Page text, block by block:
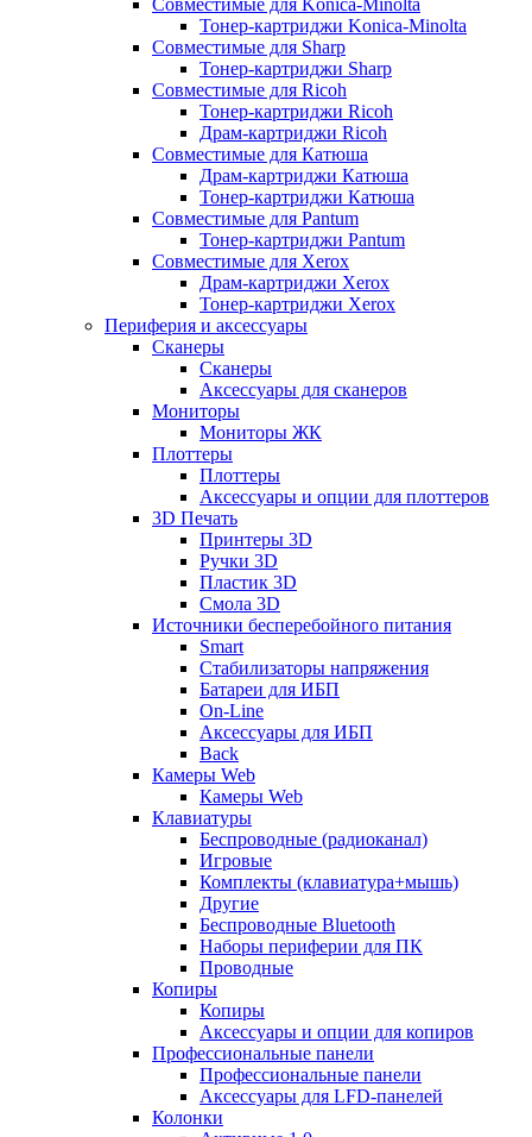
Совместимые для Konica-Minolta
Тонер-картриджи Konica-Minolta
Совместимые для Sharp
Тонер-картриджи Sharp
Совместимые для Ricoh
Тонер-картриджи Ricoh
Драм-картриджи Ricoh
Совместимые для Катюша
Драм-картриджи Катюша
Тонер-картриджи Катюша
Совместимые для Pantum
Тонер-картриджи Pantum
Совместимые для Xerox
Драм-картриджи Xerox
Тонер-картриджи Xerox
Периферия и аксессуары
Сканеры
Сканеры
Аксессуары для сканеров
Мониторы
Мониторы ЖК
Плоттеры
Плоттеры
Аксессуары и опции для плоттеров
3D Печать
Принтеры 3D
Ручки 3D
Пластик 3D
Смола 3D
Источники бесперебойного питания
Smart
Стабилизаторы напряжения
Батареи для ИБП
On-Line
Аксессуары для ИБП
Back
Камеры Web
Камеры Web
Клавиатуры
Беспроводные (радиоканал)
Игровые
Комплекты (клавиатура+мышь)
Другие
Беспроводные Bluetooth
Наборы периферии для ПК
Проводные
Копиры
Копиры
Аксессуары и опции для копиров
Профессиональные панели
Профессиональные панели
Аксессуары для LFD-панелей
Колонки